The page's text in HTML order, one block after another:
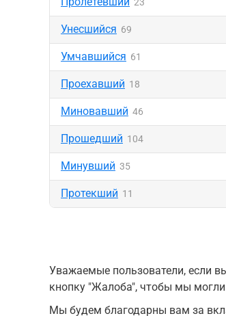
Унесшийся 69
Умчавшийся 61
Проехавший 18
Миновавший 46
Прошедший 104
Минувший 35
Протекший 11
Уважаемые пользователи, если
кнопку "Жалоба", чтобы мы могли
Мы будем благодарны вам за